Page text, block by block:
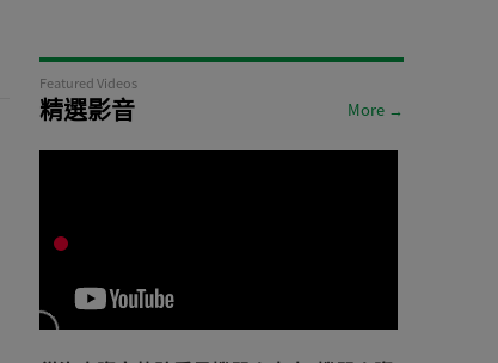
Featured Videos
精選影音 More →